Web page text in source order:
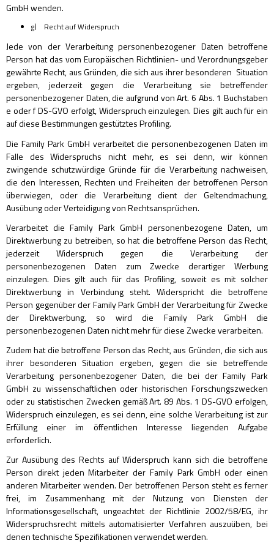
GmbH wenden.
g) Recht auf Widerspruch
Jede von der Verarbeitung personenbezogener Daten betroffene
Person hat das vom Europäischen Richtlinien- und Verordnungsgeber
gewährte Recht, aus Gründen, die sich aus ihrer besonderen Situation
ergeben, jederzeit gegen die Verarbeitung sie betreffender
personenbezogener Daten, die aufgrund von Art. 6 Abs. 1 Buchstaben
e oder f DS-GVO erfolgt, Widerspruch einzulegen. Dies gilt auch für ein
auf diese Bestimmungen gestütztes Profiling.
Die Family Park GmbH verarbeitet die personenbezogenen Daten im
Falle des Widerspruchs nicht mehr, es sei denn, wir können
zwingende schutzwürdige Gründe für die Verarbeitung nachweisen,
die den Interessen, Rechten und Freiheiten der betroffenen Person
überwiegen, oder die Verarbeitung dient der Geltendmachung,
Ausübung oder Verteidigung von Rechtsansprüchen.
Verarbeitet die Family Park GmbH personenbezogene Daten, um
Direktwerbung zu betreiben, so hat die betroffene Person das Recht,
jederzeit Widerspruch gegen die Verarbeitung der
personenbezogenen Daten zum Zwecke derartiger Werbung
einzulegen. Dies gilt auch für das Profiling, soweit es mit solcher
Direktwerbung in Verbindung steht. Widerspricht die betroffene
Person gegenüber der Family Park GmbH der Verarbeitung für Zwecke
der Direktwerbung, so wird die Family Park GmbH die
personenbezogenen Daten nicht mehr für diese Zwecke verarbeiten.
Zudem hat die betroffene Person das Recht, aus Gründen, die sich aus
ihrer besonderen Situation ergeben, gegen die sie betreffende
Verarbeitung personenbezogener Daten, die bei der Family Park
GmbH zu wissenschaftlichen oder historischen Forschungszwecken
oder zu statistischen Zwecken gemäß Art. 89 Abs. 1 DS-GVO erfolgen,
Widerspruch einzulegen, es sei denn, eine solche Verarbeitung ist zur
Erfüllung einer im öffentlichen Interesse liegenden Aufgabe
erforderlich.
Zur Ausübung des Rechts auf Widerspruch kann sich die betroffene
Person direkt jeden Mitarbeiter der Family Park GmbH oder einen
anderen Mitarbeiter wenden. Der betroffenen Person steht es ferner
frei, im Zusammenhang mit der Nutzung von Diensten der
Informationsgesellschaft, ungeachtet der Richtlinie 2002/58/EG, ihr
Widerspruchsrecht mittels automatisierter Verfahren auszuüben, bei
denen technische Spezifikationen verwendet werden.